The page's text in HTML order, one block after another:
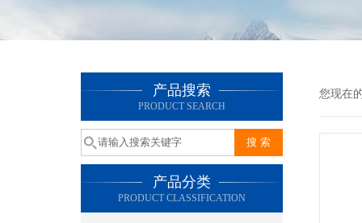
产品搜索
PRODUCT SEARCH
产品分类
PRODUCT CLASSIFICATION
您现在